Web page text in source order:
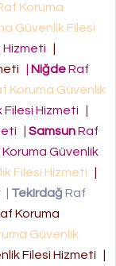
Koruma
Güvenlik Filesi
Hizmeti
NiğdeRaf
Koruma Güvenlik
Filesi Hizmeti
SamsunRaf
Koruma Güvenlik
Filesi Hizmeti
Tekirdağ Raf
Koruma
Güvenlik
Filesi Hizmeti